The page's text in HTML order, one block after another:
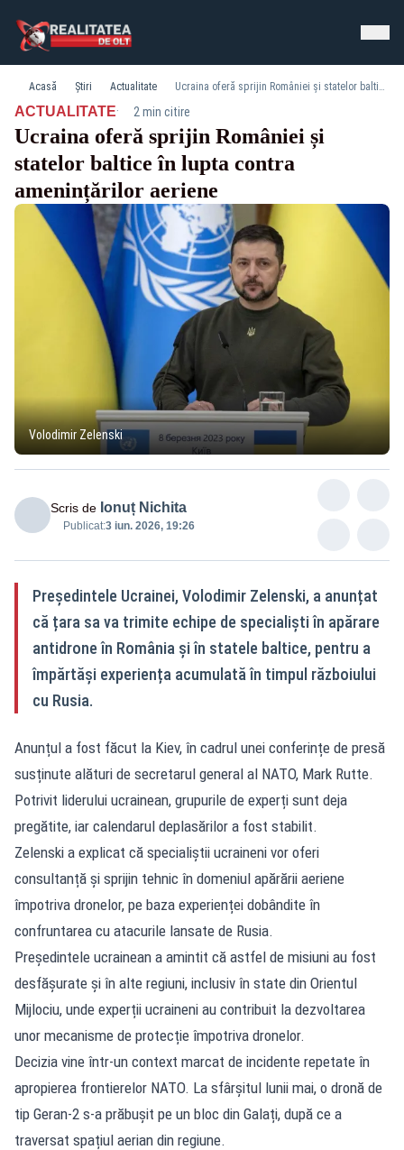
Acasă Știri Actualitate Ucraina oferă sprijin României și statelor baltice în lupta contra amenințărilor aeriene
ACTUALITATE· 2 min citire
Ucraina oferă sprijin României și
statelor baltice în lupta contra
amenințărilor aeriene
Volodimir Zelenski
Scris de Ionuț Nichita
Publicat:3 iun. 2026, 19:26
Președintele Ucrainei, Volodimir Zelenski, a anunțat
că țara sa va trimite echipe de specialiști în apărare
antidrone în România și în statele baltice, pentru a
împărtăși experiența acumulată în timpul războiului
cu Rusia.
Anunțul a fost făcut la Kiev, în cadrul unei conferințe de presă
susținute alături de secretarul general al NATO, Mark Rutte.
Potrivit liderului ucrainean, grupurile de experți sunt deja
pregătite, iar calendarul deplasărilor a fost stabilit.
Zelenski a explicat că specialiștii ucraineni vor oferi
consultanță și sprijin tehnic în domeniul apărării aeriene
împotriva dronelor, pe baza experienței dobândite în
confruntarea cu atacurile lansate de Rusia.
Președintele ucrainean a amintit că astfel de misiuni au fost
desfășurate și în alte regiuni, inclusiv în state din Orientul
Mijlociu, unde experții ucraineni au contribuit la dezvoltarea
unor mecanisme de protecție împotriva dronelor.
Decizia vine într-un context marcat de incidente repetate în
apropierea frontierelor NATO. La sfârșitul lunii mai, o dronă de
tip Geran-2 s-a prăbușit pe un bloc din Galați, după ce a
traversat spațiul aerian din regiune.